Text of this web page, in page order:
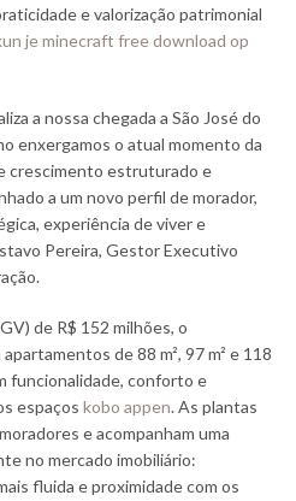
e valorização patrimonial
je minecraft free download op
a nossa chegada a São José do
enxergamos o atual momento da
crescimento estruturado e
a um novo perfil de morador,
experiência de viver e
Pereira, Gestor Executivo
de R$ 152 milhões, o
de 88 m², 97 m² e 118
funcionalidade, conforto e
espaços kobo appen. As plantas
e acompanham uma
no mercado imobiliário:
fluida e proximidade com os